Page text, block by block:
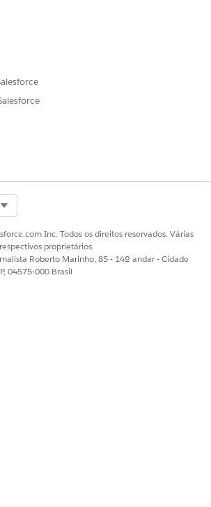
Inc. Todos os direitos reservados. Várias
proprietários.
Roberto Marinho, 85 - 14º andar - Cidade
04575-000 Brasil